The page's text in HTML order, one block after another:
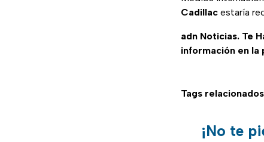
Cadillac estaría
adn Noticias. Te
información en la
Tags relacionados
¡No te